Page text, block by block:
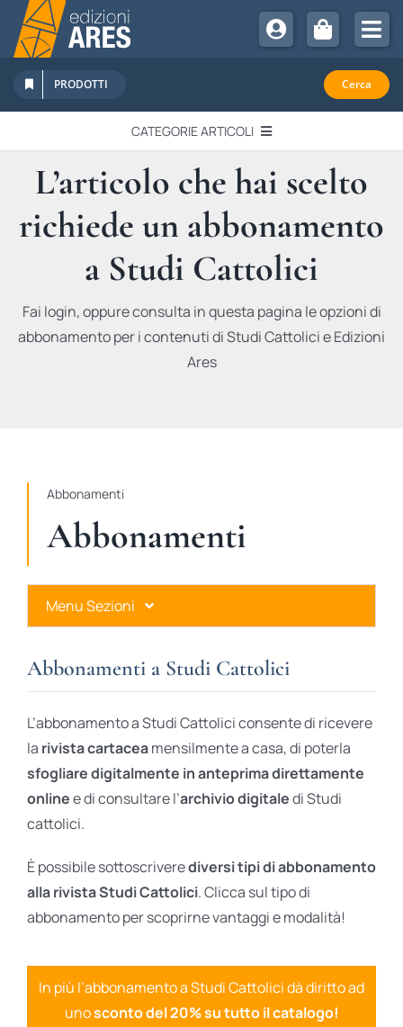
Salta
contenuto
Chi Siamo
Sostienici
Abbonamenti
Promozioni
Newsletter
PRODOTTI Cerca
CATEGORIE ARTICOLI
EDITORIALI
IN QUESTO NUMERO
RECENSIONI
L’articolo che hai scelto
richiede un abbonamento
a Studi Cattolici
Fai login, oppure consulta in questa pagina le opzioni di
abbonamento per i contenuti di Studi Cattolici e Edizioni
Ares
Abbonamenti
Abbonamenti
Menu Sezioni
Ares Gold
Ares Digital
Ares Gift Card
Abbonamenti a Studi Cattolici
L’abbonamento a Studi Cattolici consente di ricevere
la rivista cartaceamensilmente a casa, di poterla
sfogliare digitalmente in anteprima direttamente
onlinee di consultare l’archivio digitaledi Studi
cattolici.
È possibile sottoscriverediversi tipi di abbonamento
alla rivista Studi Cattolici. Clicca sul tipo di
abbonamento per scoprirne vantaggi e modalità!
In più l’abbonamento a Studi Cattolici dà diritto ad
unosconto del 20% su tutto il catalogo!